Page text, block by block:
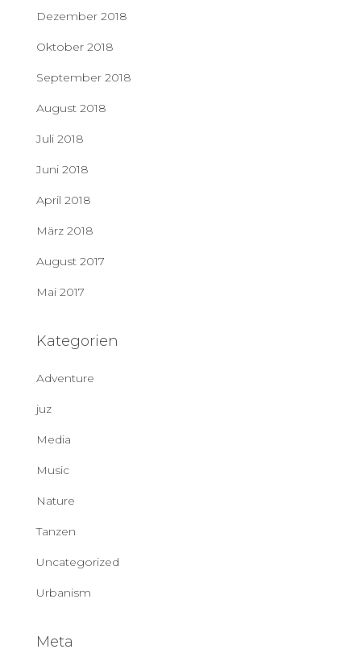
Dezember 2018
Oktober 2018
September 2018
August 2018
Juli 2018
Juni 2018
April 2018
März 2018
August 2017
Mai 2017
Kategorien
Adventure
juz
Media
Music
Nature
Tanzen
Uncategorized
Urbanism
Meta